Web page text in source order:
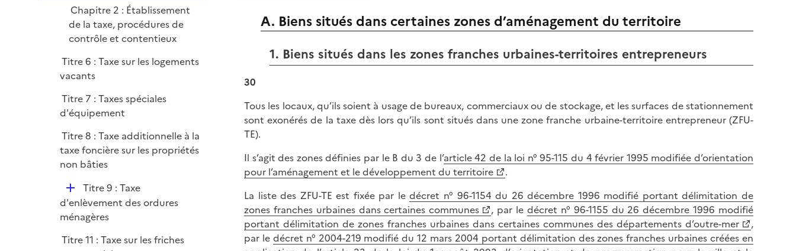
Chapitre 2 : Établissement
de la taxe, procédures de
contrôle et contentieux
Titre 6 : Taxe sur les logements
vacants
Titre 7 : Taxes spéciales
d'équipement
Titre 8 : Taxe additionnelle à la
taxe foncière sur les propriétés
non bâties
D
é
p
i
Titre 9 : Taxe
d'enlèvement des ordures
ménagères
Titre 11 : Taxe sur les friches
A. Biens situés dans certaines zones d’aménagement du territoire
1. Biens situés dans les zones franches urbaines-territoires entrepreneurs
30
Tous les locaux, qu’ils soient à usage de bureaux, commerciaux ou de stockage, et les surfaces de stationnement
sont exonérés de la taxe dès lors qu’ils sont situés dans une zone franche urbaine-territoire entrepreneur (ZFU-
TE).
Il s’agit des zones définies par le B du 3 de l’article 42 de la loi n° 95-115 du 4 février 1995 modifiée d’orientation
pour l’aménagement et le développement du territoire
.
La liste des ZFU-TE est fixée par ledécret n° 96-1154 du 26 décembre 1996 modifié portant délimitation de
zones franches urbaines dans certaines communes
, par le décret n° 96-1155 du 26 décembre 1996 modifié
portant délimitation de zones franches urbaines dans certaines communes des départements d’outre-mer
,
par le décret n° 2004-219 modifié du 12 mars 2004 portant délimitation des zones franches urbaines créées en